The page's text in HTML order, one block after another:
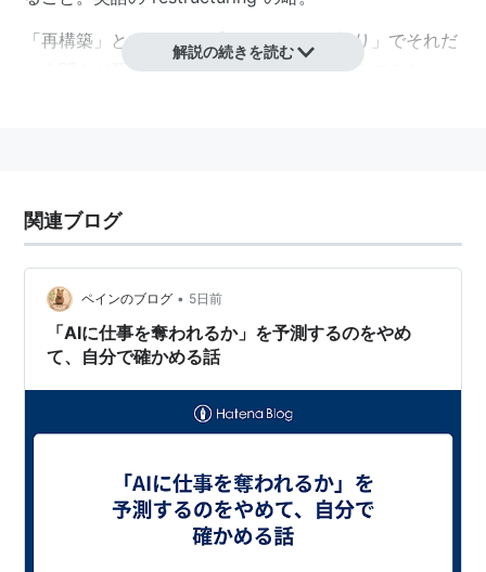
「再構築」というより、実は単なる「首切り」でそれだ
と人聞きが悪いので「リストラ」と言い換えてみた、と
解説の続きを読む
関連ブログ
ペインのブログ • 5日前
「AIに仕事を奪われるか」を予測するのをやめ
て、自分で確かめる話